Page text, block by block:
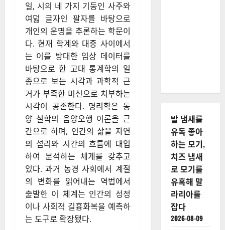
일, 시의 네 가지 기둥인 사주와
여덟 글자인 팔자를 바탕으로
개인의 운명을 추론하는 학문이
다. 현재 학계와 대중 사이에서
는 이를 방대한 임상 데이터를
바탕으로 한 고대 통계학의 일
종으로 보는 시각과 과학적 근
거가 부족한 미신으로 치부하는
시각이 공존한다. 명리학은 동
양 철학의 음양오행 이론을 근
간으로 하며, 인간의 삶을 자연
의 섭리와 시간의 흐름에 대입
하여 분석하는 체계를 갖추고
있다. 과거 농경 사회에서 계절
의 변화를 읽어내는 역법에서
출발한 이 체계는 인간의 성정
이나 사회적 길흉화복을 예측하
는 도구로 확장됐다.
발 냄새를
유독 좋아
하는 모기,
치즈 냄새
로 모기를
유혹해 말
라리아를
잡다
2026-08-09